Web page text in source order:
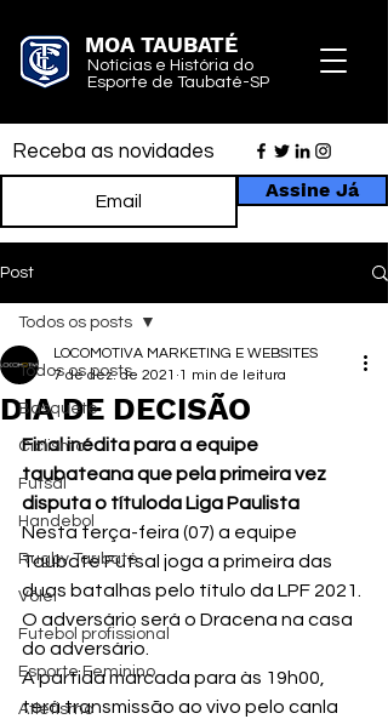
MOA TAUBATÉ
Notícias e História do
Esporte de Taubaté-SP
Receba as novidades
Assine Já
Post
Todos os posts
Basquete
Ciclismo
Futsal
Handebol
Rugby Taubaté
Vôlei
Futebol profissional
Esporte Feminino
Atletismo
Todos os posts
DIA DE DECISÃO
LOCOMOTIVA MARKETING E WEBSITES
7 de dez. de 2021 1 min de leitura
Final inédita para a equipe
taubateana que pela primeira vez
disputa o títuloda Liga Paulista
Nesta terça-feira (07) a equipe
Taubaté Futsal joga a primeira das
duas batalhas pelo título da LPF 2021.
O adversário será o Dracena na casa
do adversário.
A partida marcada para às 19h00,
terá transmissão ao vivo pelo canla